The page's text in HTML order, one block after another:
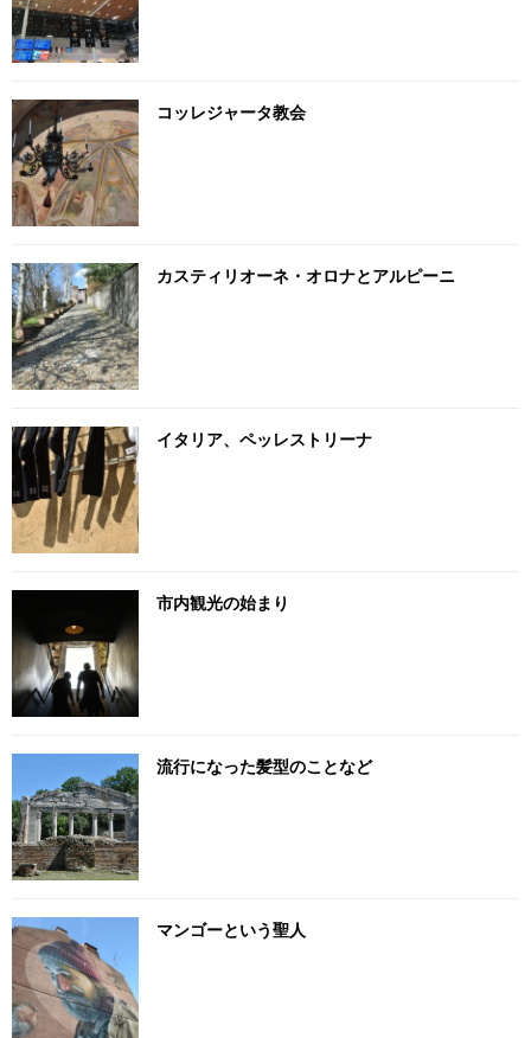
コッレジャータ教会
カスティリオーネ・オロナとアルピーニ
イタリア、ペッレストリーナ
市内観光の始まり
流行になった髪型のことなど
マンゴーという聖人